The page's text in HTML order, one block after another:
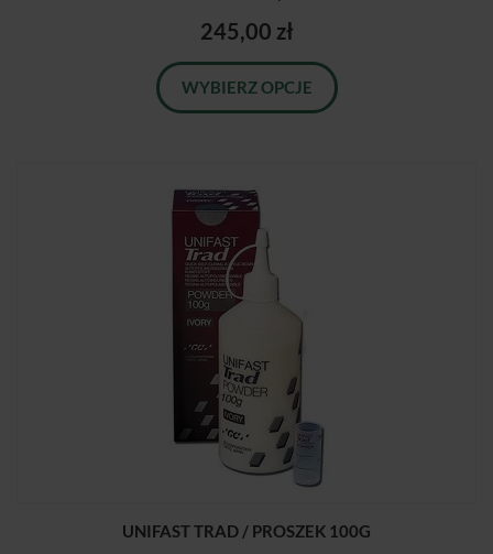
245,00 zł
WYBIERZ OPCJE
UNIFAST TRAD / PROSZEK 100G